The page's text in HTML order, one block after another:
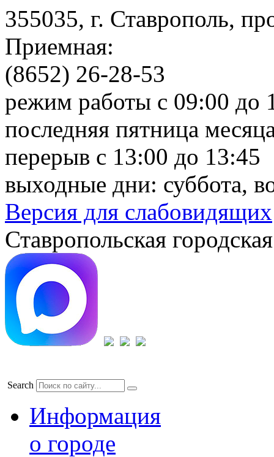
355035, г. Ставрополь,
Приемная:
(8652) 26-28-53
режим работы с 09:00 до
последняя пятница
перерыв с 13:00 до 13:45
выходные дни: суббота,
Версия для слабовидящих
Ставропольская
Search
Информация
о городе